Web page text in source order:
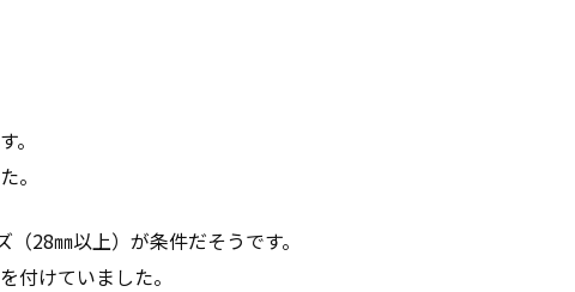
。
。
28㎜以上）が条件だそうです。
付けていました。